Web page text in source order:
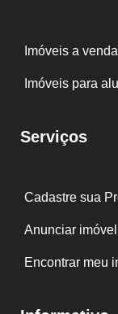
Imóveis a
Imóveis para
Serviços
Cadastre sua
Anunciar imóvel
Encontrar meu